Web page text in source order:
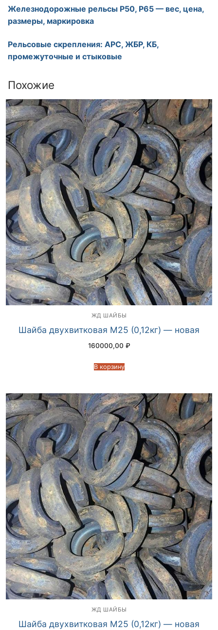
Железнодорожные рельсы Р50, Р65 — вес, цена,
размеры, маркировка
Рельсовые скрепления: АРС, ЖБР, КБ,
промежуточные и стыковые
Похожие
ЖД ШАЙБЫ
Шайба двухвитковая М25 (0,12кг) — новая
160000,00 ₽
В корзину
ЖД ШАЙБЫ
Шайба двухвитковая М25 (0,12кг) — новая